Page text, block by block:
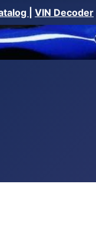
VIN Decoder